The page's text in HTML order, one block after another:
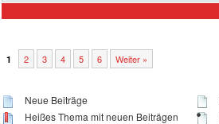
1 2 3 4 5 6 Weiter »
Neue Beiträge
Heißes Thema mit neuen Beiträgen